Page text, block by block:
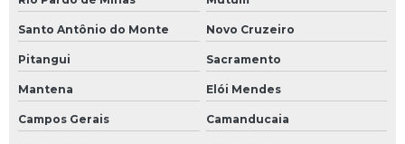
Santo Antônio do Monte Novo Cruzeiro
Pitangui Sacramento
Mantena Elói Mendes
Campos Gerais Camanducaia